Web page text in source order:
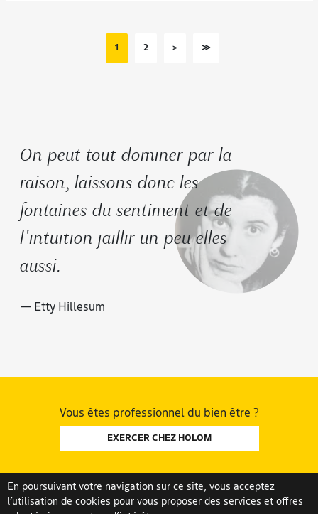
1 2 > ≫
On peut tout dominer par la
raison, laissons donc les
fontaines du sentiment et de
l'intuition jaillir un peu elles
aussi.
— Etty Hillesum
Vous êtes professionnel du bien être ?
EXERCER CHEZ HOLOM
En poursuivant votre navigation sur ce site, vous acceptez
l’utilisation de cookies pour vous proposer des services et offres